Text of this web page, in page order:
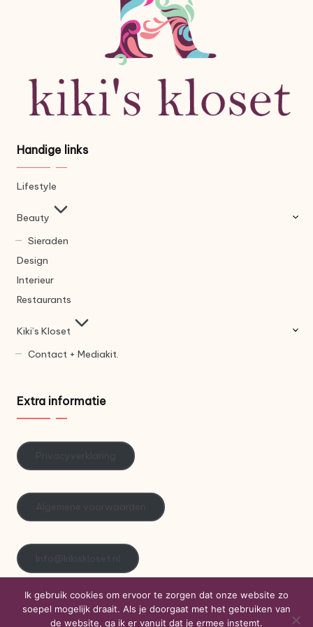
Handige links
Lifestyle
Beauty
Sieraden
Design
Interieur
Restaurants
Kiki’s Kloset
Contact + Mediakit.
Extra informatie
Copyright 2026 — Kiki's Kloset. Alle rechten voorbehouden.
Ik gebruik cookies om ervoor te zorgen dat onze website zo
soepel mogelijk draait. Als je doorgaat met het gebruiken van
de website, ga ik er vanuit dat je ermee instemt.